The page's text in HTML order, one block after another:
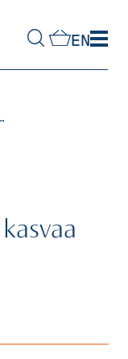
EN
Pohjanmaalla